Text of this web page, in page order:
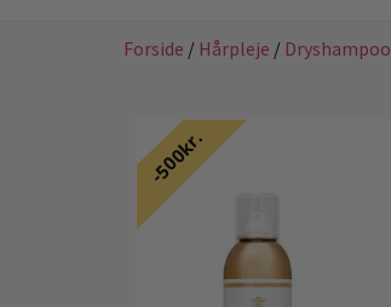
Forside / Hårpleje / Dryshampoo
500kr.